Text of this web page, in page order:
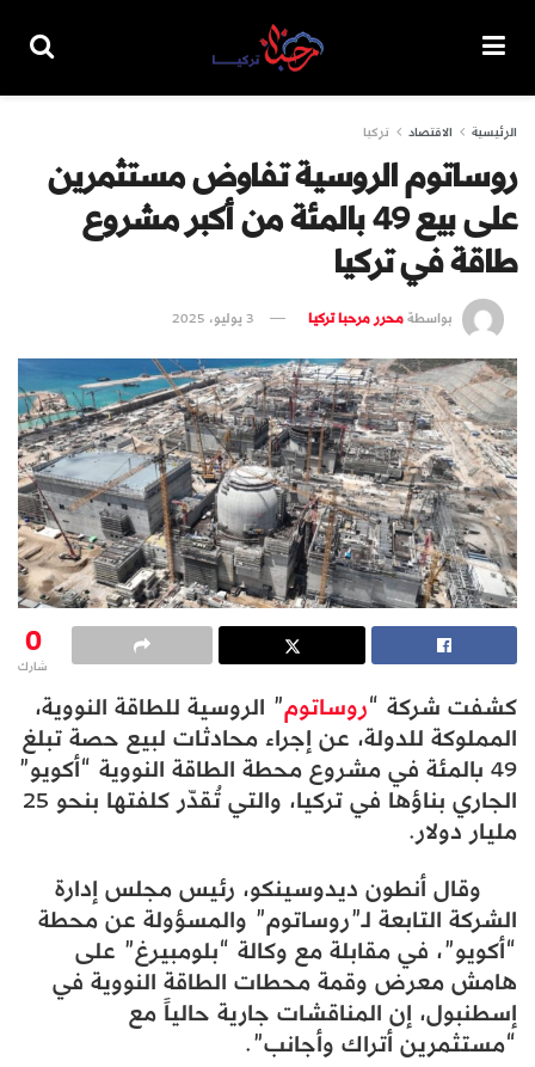
الرئيسية الاقتصاد تركيا
روساتوم الروسية تفاوض مستثمرين
على بيع 49 بالمئة من أكبر مشروع
طاقة في تركيا
بواسطةمحرر مرحبا تركيا 3 يوليو، 2025
0
شارك
كشفت شركة “روساتوم” الروسية للطاقة النووية،
المملوكة للدولة، عن إجراء محادثات لبيع حصة تبلغ
49 بالمئة في مشروع محطة الطاقة النووية “أكويو”
الجاري بناؤها في تركيا، والتي تُقدّر كلفتها بنحو 25
مليار دولار.
وقال أنطون ديدوسينكو، رئيس مجلس إدارة
الشركة التابعة لـ”روساتوم” والمسؤولة عن محطة
“أكويو”، في مقابلة مع وكالة “بلومبيرغ” على
هامش معرض وقمة محطات الطاقة النووية في
إسطنبول، إن المناقشات جارية حالياً مع
“مستثمرين أتراك وأجانب”.